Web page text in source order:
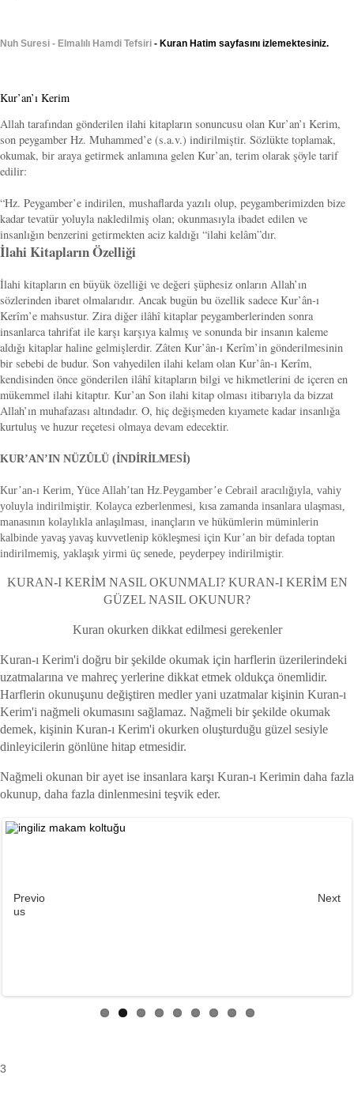
Nuh Suresi - Elmalılı Hamdi Tefsiri - Kuran Hatim sayfasını izlemektesiniz.
Kur’an’ı Kerim
Allah tarafından gönderilen ilahi kitapların sonuncusu olan Kur’an’ı Kerim,
son peygamber Hz. Muhammed’e (s.a.v.) indirilmiştir. Sözlükte toplamak,
okumak, bir araya getirmek anlamına gelen Kur’an, terim olarak şöyle tarif
edilir:
“Hz. Peygamber’e indirilen, mushaflarda yazılı olup, peygamberimizden bize
kadar tevatür yoluyla nakledilmiş olan; okunmasıyla ibadet edilen ve
insanlığın benzerini getirmekten aciz kaldığı “ilahi kelâm”dır.
İlahi Kitapların Özelliği
İlahi kitapların en büyük özelliği ve değeri şüphesiz onların Allah’ın
sözlerinden ibaret olmalarıdır. Ancak bugün bu özellik sadece Kur’ân-ı
Kerîm’e mahsustur. Zira diğer ilâhî kitaplar peygamberlerinden sonra
insanlarca tahrifat ile karşı karşıya kalmış ve sonunda bir insanın kaleme
aldığı kitaplar haline gelmişlerdir. Zâten Kur’ân-ı Kerîm’in gönderilmesinin
bir sebebi de budur. Son vahyedilen ilahi kelam olan Kur’ân-ı Kerîm,
kendisinden önce gönderilen ilâhî kitapların bilgi ve hikmetlerini de içeren en
mükemmel ilahi kitaptır. Kur’an Son ilahi kitap olması itibarıyla da bizzat
Allah’ın muhafazası altındadır. O, hiç değişmeden kıyamete kadar insanlığa
kurtuluş ve huzur reçetesi olmaya devam edecektir.
KUR’AN’IN NÜZÛLÜ (İNDİRİLMESİ)
Kur’an-ı Kerim, Yüce Allah’tan Hz.Peygamber’e Cebrail aracılığıyla, vahiy
yoluyla indirilmiştir. Kolayca ezberlenmesi, kısa zamanda insanlara ulaşması,
manasının kolaylıkla anlaşılması, inançların ve hükümlerin müminlerin
kalbinde yavaş yavaş kuvvetlenip kökleşmesi için Kur’an bir defada toptan
indirilmemiş, yaklaşık yirmi üç senede, peyderpey indirilmiştir.
KURAN-I KERİM NASIL OKUNMALI? KURAN-I KERİM EN
GÜZEL NASIL OKUNUR?
Kuran okurken dikkat edilmesi gerekenler
Kuran-ı Kerim'i doğru bir şekilde okumak için harflerin üzerilerindeki
uzatmalarına ve mahreç yerlerine dikkat etmek oldukça önemlidir.
Harflerin okunuşunu değiştiren medler yani uzatmalar kişinin Kuran-ı
Kerim'i nağmeli okumasını sağlamaz. Nağmeli bir şekilde okumak
demek, kişinin Kuran-ı Kerim'i okurken oluşturduğu güzel sesiyle
dinleyicilerin gönlüne hitap etmesidir.
Nağmeli okunan bir ayet ise insanlara karşı Kuran-ı Kerimin daha fazla
okunup, daha fazla dinlenmesini teşvik eder.
Previo
us
Next
3